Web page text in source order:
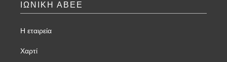
ΙΩΝΙΚΗ ΑΒΕΕ
Η εταιρεία
Χαρτί